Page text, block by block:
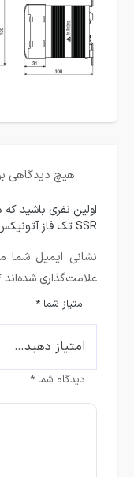
هیچ دیدگاهی
اولین نفری باشید که
SSR تک فاز آتونیکس SRH1-2230”
نشانی ایمیل شما
علامت‌گذاری شده‌اند
امتیاز شما*
دیدگاه شما*